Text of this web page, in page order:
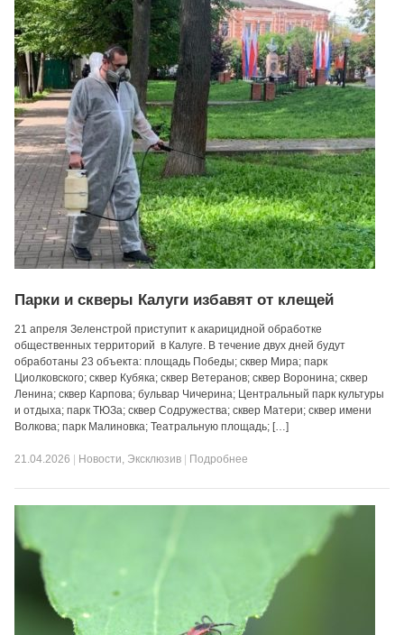
Парки и скверы Калуги избавят от клещей
21 апреля Зеленстрой приступит к акарицидной обработке
общественных территорий в Калуге. В течение двух дней будут
обработаны 23 объекта: площадь Победы; сквер Мира; парк
Циолковского; сквер Кубяка; сквер Ветеранов; сквер Воронина; сквер
Ленина; сквер Карпова; бульвар Чичерина; Центральный парк культуры
и отдыха; парк ТЮЗа; сквер Содружества; сквер Матери; сквер имени
Волкова; парк Малиновка; Театральную площадь; […]
21.04.2026 Новости, Эксклюзив Подробнее